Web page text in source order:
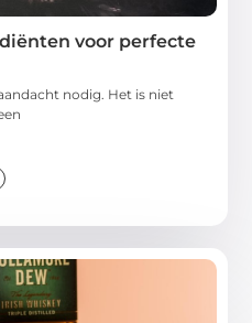
voor perfecte
nodig. Het is niet